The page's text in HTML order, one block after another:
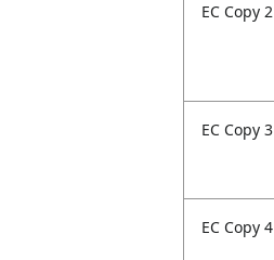
EC Copy 2
EC Copy 3
EC Copy 4